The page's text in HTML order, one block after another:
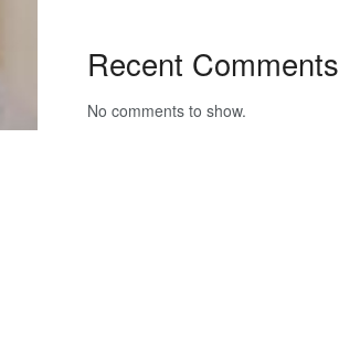
Recent Comments
No comments to show.